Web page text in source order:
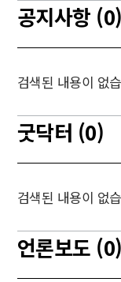
공지사항 (0)
검색된 내용이 없
굿닥터 (0)
검색된 내용이 없
언론보도 (0)